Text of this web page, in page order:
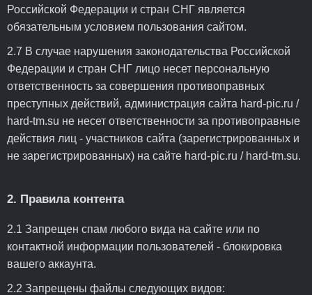
Российской Федерации и стран СНГ является
обязательным условием пользования сайтом.
2.7 В случае нарушения законодательства Российской
Федерации и стран СНГ лицо несет персональную
ответственность за совершения противоправных
преступных действий, администрация сайта hard-pic.ru /
hard-tm.su не несет ответственности за противоправные
действия лиц - участников сайта (зарегистрированных и
не зарегистрированных) на сайте hard-pic.ru / hard-tm.su.
2. Правила контента
2.1 Запрещен спам любого вида на сайте или по
контактной информации пользователей - блокировка
вашего аккаунта.
2.2 Запрещены файлы следующих видов: